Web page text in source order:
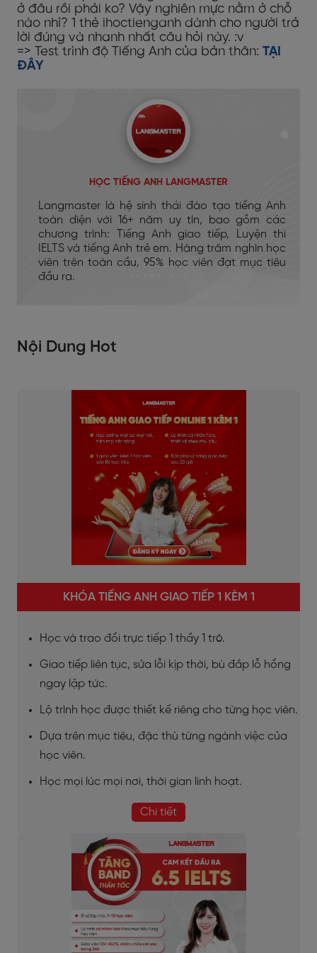
ở đâu rồi phải ko? Vậy nghiên mực nằm ở chỗ
nào nhỉ? 1 thẻ ihoctienganh dành cho người trả
lời đúng và nhanh nhất câu hỏi này. :v
=> Test trình độ Tiếng Anh của bản thân: TẠI
ĐÂY
HỌC TIẾNG ANH LANGMASTER
Langmaster là hệ sinh thái đào tạo tiếng Anh
toàn diện với 16+ năm uy tín, bao gồm các
chương trình: Tiếng Anh giao tiếp, Luyện thi
IELTS và tiếng Anh trẻ em. Hàng trăm nghìn học
viên trên toàn cầu, 95% học viên đạt mục tiêu
đầu ra.
Nội Dung Hot
KHÓA TIẾNG ANH GIAO TIẾP 1 KÈM 1
Học và trao đổi trực tiếp 1 thầy 1 trò.
Giao tiếp liên tục, sửa lỗi kịp thời, bù đắp lỗ hổng
ngay lập tức.
Lộ trình học được thiết kế riêng cho từng học viên.
Dựa trên mục tiêu, đặc thù từng ngành việc của
học viên.
Học mọi lúc mọi nơi, thời gian linh hoạt.
Chi tiết